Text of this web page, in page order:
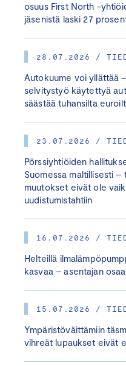
osuus First North -
jäsenistä laski 27
28.07.2026 /
Autokuume voi yllättää
selvitystyö käytettyä
säästää tuhansilta
23.07.2026 /
Pörssiyhtiöiden
Suomessa maltillisesti
muutokset eivät ole
uudistumistahtiin
16.07.2026 /
Helteillä
kasvaa – asentajan
15.07.2026 /
Ympäristöväittämiin
vihreät lupaukset eivät